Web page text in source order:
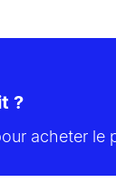
?
acheter le